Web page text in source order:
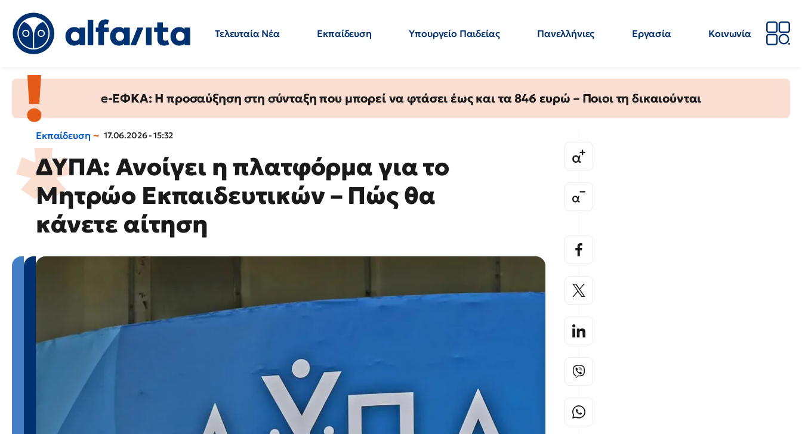
Τελευταία Νέα Εκπαίδευση Υπουργείο Παιδείας Πανελλήνιες Εργασία
Κοινωνία
e-ΕΦΚΑ: Η προσαύξηση στη σύνταξη που μπορεί να φτάσει έως και τα 846 ευρώ – Ποιοι τη δικαιούνται
Εκπαίδευση 17.06.2026 - 15:32
ΔΥΠΑ: Ανοίγει η πλατφόρμα για το
Μητρώο Εκπαιδευτικών – Πώς θα
κάνετε αίτηση